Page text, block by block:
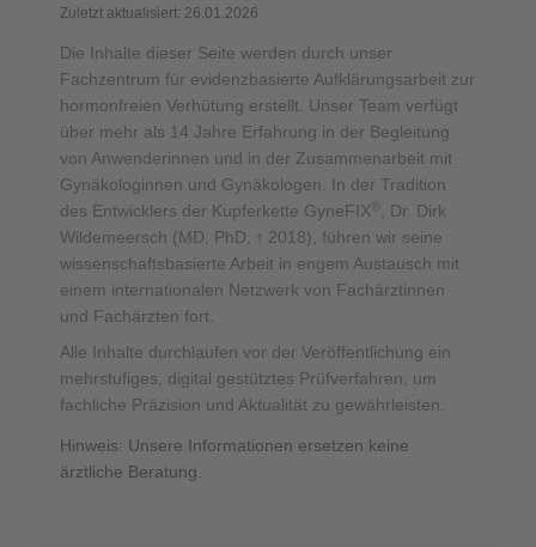
Zuletzt aktualisiert: 26.01.2026
Die Inhalte dieser Seite werden durch unser
Fachzentrum für evidenzbasierte Aufklärungsarbeit zur
hormonfreien Verhütung erstellt. Unser Team verfügt
über mehr als 14 Jahre Erfahrung in der Begleitung
von Anwenderinnen und in der Zusammenarbeit mit
Gynäkologinnen und Gynäkologen. In der Tradition
des Entwicklers der Kupferkette GyneFIX ®
, Dr. Dirk
Wildemeersch (MD, PhD,
† 2018), führen wir seine
wissenschaftsbasierte Arbeit in engem Austausch mit
einem internationalen Netzwerk von Fachärztinnen
und Fachärzten fort.
Alle Inhalte durchlaufen vor der Veröffentlichung ein
mehrstufiges, digital gestütztes Prüfverfahren, um
fachliche Präzision und Aktualität zu gewährleisten.
Hinweis: Unsere Informationen ersetzen keine
ärztliche Beratung.